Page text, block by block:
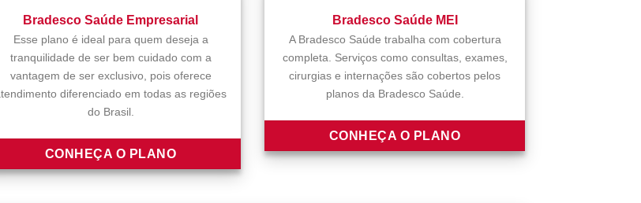
Bradesco Saúde Empresarial
Esse plano é ideal para quem deseja a
tranquilidade de ser bem cuidado com a
vantagem de ser exclusivo, pois oferece
diferenciado em todas as regiões
do Brasil.
CONHEÇA O PLANO
Bradesco Saúde MEI
A Bradesco Saúde trabalha com cobertura
completa. Serviços como consultas, exames,
cirurgias e internações são cobertos pelos
planos da Bradesco Saúde.
CONHEÇA O PLANO